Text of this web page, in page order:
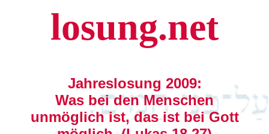
losung.net
Jahreslosung 2009:
Was bei den Menschen
unmöglich ist, das ist bei Gott